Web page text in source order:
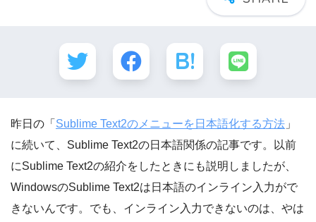
昨日の「 Sublime Text2のメニューを日本語化する方法 」
に続いて、Sublime Text2の日本語関係の記事です。以前
にSublime Text2の紹介をしたときにも説明しましたが、
WindowsのSublime Text2は日本語のインライン入力がで
きないんです。でも、インライン入力できないのは、やは